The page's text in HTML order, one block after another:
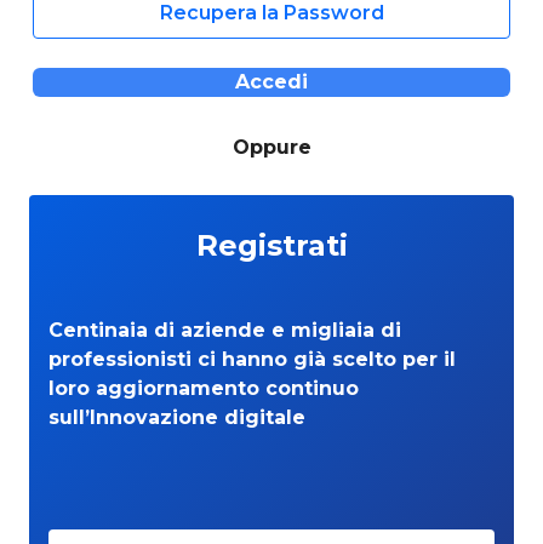
Recupera la Password
Accedi
Oppure
Registrati
Centinaia di aziende e migliaia di
professionisti ci hanno già scelto per il
loro aggiornamento continuo
sull’Innovazione digitale